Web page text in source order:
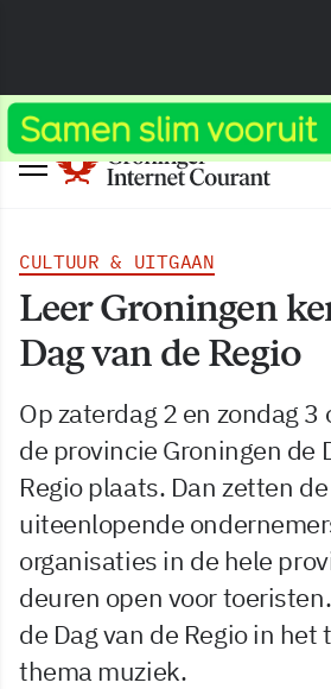
CULTUUR & UITGAAN
Leer Groningen
Dag van de Regio
Op zaterdag 2 en zondag
de provincie Groningen de
Regio plaats. Dan zetten
uiteenlopende
organisaties in de hele
deuren open voor
de Dag van de Regio in het
thema muziek.